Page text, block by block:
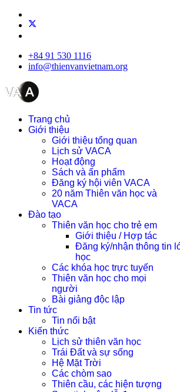
+84 91 530 1116
info@thienvanvietnam.org
Trang chủ
Giới thiệu
Giới thiệu tổng quan
Lịch sử VACA
Hoạt động
Sách và ấn phẩm
Đăng ký hội viên VACA
20 năm Thiên văn học và
VACA
Đào tạo
Thiên văn học cho trẻ em
Giới thiệu / Hợp tác
Đăng ký/nhận thông tin
học
Các khóa học trực tuyến
Thiên văn học cho mọi
người
Bài giảng độc lập
Tin tức
Tin nổi bật
Kiến thức
Lịch sử thiên văn học
Trái Đất và sự sống
Hệ Mặt Trời
Các chòm sao
Thiên cầu, các hiện tượng